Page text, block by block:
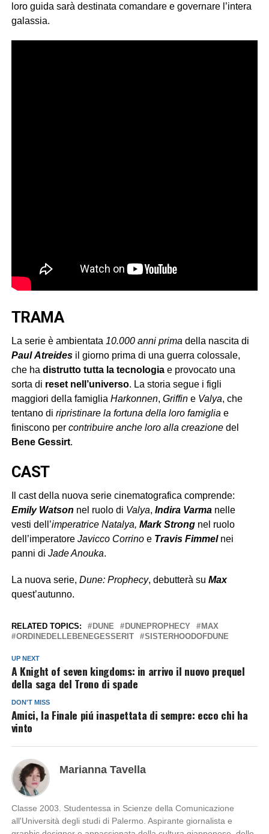
loro guida sarà destinata comandare e governare l’intera
galassia.
TRAMA
La serie è ambientata 10.000 anni prima della nascita di
PaulAtreides il giorno prima di una guerra colossale,
che ha distrutto tutta la tecnologiae provocato una
sorta di reset nell’universo. La storia segue i figli
maggiori della famiglia Harkonnen, Griffine Valya, che
tentano di ripristinare la fortuna della loro famiglia e
finiscono per contribuire anche loro alla creazionedel
Bene Gessirt.
CAST
Il cast della nuova serie cinematografica comprende:
Emily Watson nel ruolo di Valya, Indira Varma nelle
vesti dell’imperatrice Natalya, Mark Strong nel ruolo
dell’imperatore Javicco Corrino e Travis Fimmel nei
panni di Jade Anouka.
La nuova serie, Dune: Prophecy, debutterà su Max
quest’autunno.
RELATED TOPICS: DUNE DUNEPROPHECY
MAX
ORDINEDELLEBENEGESSERIT
SISTERHOODOFDUNE
UP NEXT
A Knight of seven kingdoms: in arrivo il nuovo prequel
della saga del Trono di spade
DON'T MISS
Amici, la Finale piú inaspettata di sempre: ecco chi ha
vinto
Marianna Tavella
Classe 2003. Studentessa in Scienze della Comunicazione
all'Università degli studi di Palermo. Aspirante giornalista e